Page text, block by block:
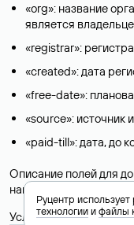
«org»: название
является
«registrar»:
«created»: дата
«free-date»:
«source»: источник
«paid-till»: дата, до
Описание полей для
национальных
Условия
Руцентр использует
технологииифайлы